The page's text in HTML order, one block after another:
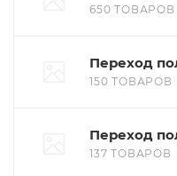
650 ТОВАРОВ
Переход
150 ТОВАРОВ
Переход
137 ТОВАРОВ